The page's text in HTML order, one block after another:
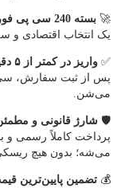
🚀 بسته 240 سی پی فوری کالاف دیوتی موبایل
یک انتخاب اقتصادی و
✅ واریز در کمتر از ۵ دقیقه:
پس از ثبت سفارش، سی
می‌شن.
🛡️ شارژ قانونی و
پرداخت کاملاً رسمی و
می‌شه؛ بدون هیچ ریسکی
💰 تضمین پایین‌ترین